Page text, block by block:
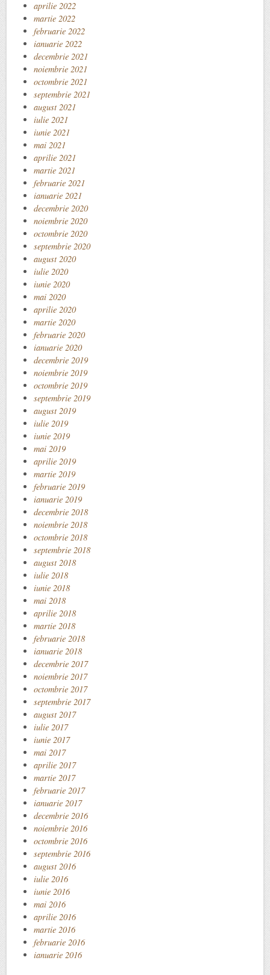
aprilie 2022
martie 2022
februarie 2022
ianuarie 2022
decembrie 2021
noiembrie 2021
octombrie 2021
septembrie 2021
august 2021
iulie 2021
iunie 2021
mai 2021
aprilie 2021
martie 2021
februarie 2021
ianuarie 2021
decembrie 2020
noiembrie 2020
octombrie 2020
septembrie 2020
august 2020
iulie 2020
iunie 2020
mai 2020
aprilie 2020
martie 2020
februarie 2020
ianuarie 2020
decembrie 2019
noiembrie 2019
octombrie 2019
septembrie 2019
august 2019
iulie 2019
iunie 2019
mai 2019
aprilie 2019
martie 2019
februarie 2019
ianuarie 2019
decembrie 2018
noiembrie 2018
octombrie 2018
septembrie 2018
august 2018
iulie 2018
iunie 2018
mai 2018
aprilie 2018
martie 2018
februarie 2018
ianuarie 2018
decembrie 2017
noiembrie 2017
octombrie 2017
septembrie 2017
august 2017
iulie 2017
iunie 2017
mai 2017
aprilie 2017
martie 2017
februarie 2017
ianuarie 2017
decembrie 2016
noiembrie 2016
octombrie 2016
septembrie 2016
august 2016
iulie 2016
iunie 2016
mai 2016
aprilie 2016
martie 2016
februarie 2016
ianuarie 2016